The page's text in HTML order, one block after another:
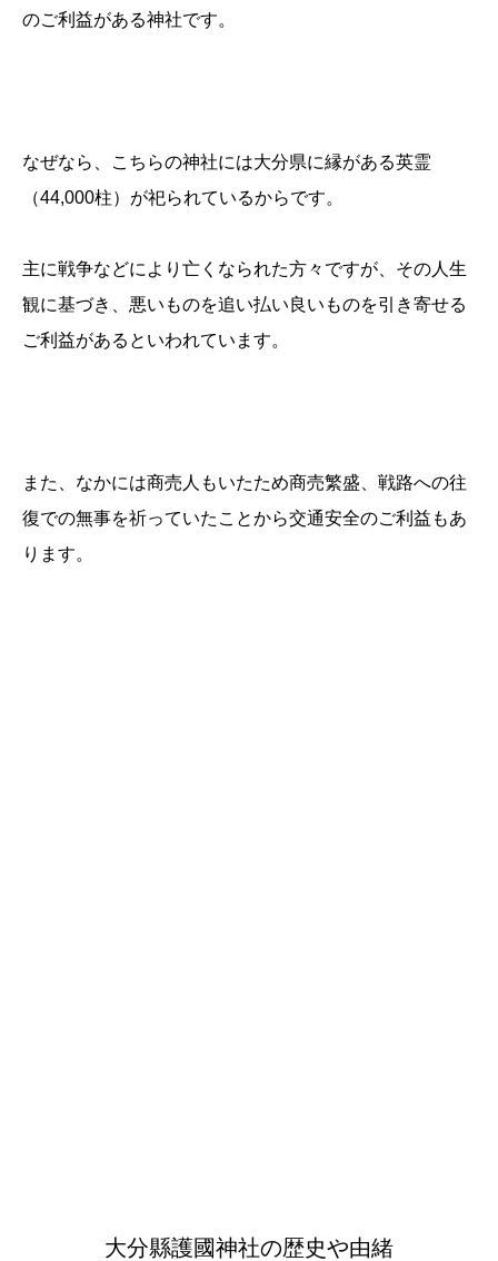
のご利益がある神社です。
なぜなら、こちらの神社には大分県に縁がある英霊
（44,000柱）が祀られているからです。
主に戦争などにより亡くなられた方々ですが、その人生
観に基づき、悪いものを追い払い良いものを引き寄せる
ご利益があるといわれています。
また、なかには商売人もいたため商売繁盛、戦路への往
復での無事を祈っていたことから交通安全のご利益もあ
ります。
大分縣護國神社の歴史や由緒